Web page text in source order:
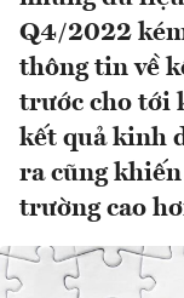
Q4/2022
thông tin về
trước cho tới
kết quả kinh
ra cũng
trường cao